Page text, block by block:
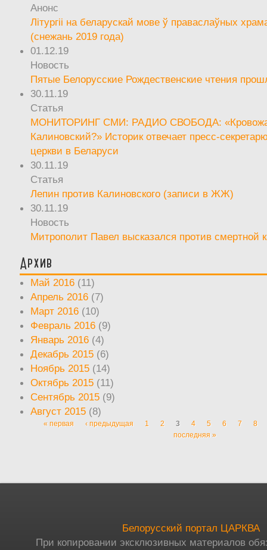
Анонс
Літургіі на беларускай мове ў праваслаўных
(снежань 2019 года)
01.12.19
Новость
Пятые Белорусские Рождественские чтения
30.11.19
Статья
МОНИТОРИНГ СМИ: РАДИО СВОБОДА:
Калиновский?» Историк отвечает пресс-
церкви в Беларуси
30.11.19
Статья
Лепин против Калиновского (записи в ЖЖ)
30.11.19
Новость
Митрополит Павел высказался против смертной
Архив
Май 2016 (11)
Апрель 2016 (7)
Март 2016 (10)
Февраль 2016 (9)
Январь 2016 (4)
Декабрь 2015 (6)
Ноябрь 2015 (14)
Октябрь 2015 (11)
Сентябрь 2015 (9)
Август 2015 (8)
Страницы
« первая ‹ предыдущая 1 2 3 4 5 6 7
8
последняя »
Белорусский портал ЦАРКВА
При копировании эксклюзивных материалов